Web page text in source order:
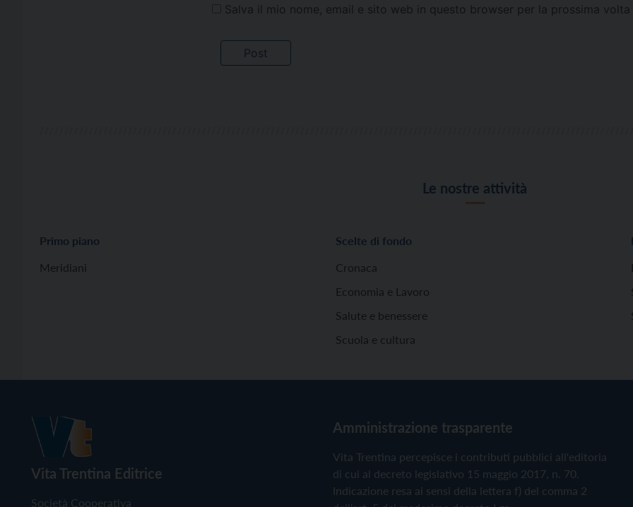
Salva il mio nome, email e sito web in questo browser per la prossima
Le nostre attività
Primo piano
Meridiani
Scelte di fondo
Cronaca
Economia e Lavoro
Salute e benessere
Scuola e cultura
Vita Trentina Editrice
Società Cooperativa
Amministrazione trasparente
Vita Trentina percepisce i contributi pubblici all'editoria
di cui al decreto legislativo 15 maggio 2017, n. 70.
Indicazione resa ai sensi della lettera f) del comma 2